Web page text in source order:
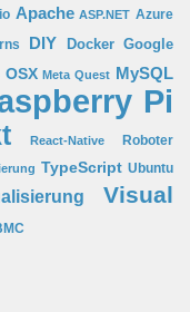
Apache ASP.NET Azure
DIY Docker Google
OSX Meta Quest MySQL
Pi
React-Native Roboter
TypeScript Ubuntu
Visual